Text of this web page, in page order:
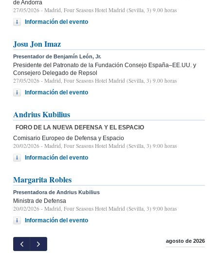
de Andorra
27/05/2026 - Madrid, Four Seasons Hotel Madrid (Sevilla, 3) 9.00 horas
Información del evento
Josu Jon Imaz
Presentador de Benjamín León, Jr.
Presidente del Patronato de la Fundación Consejo España–EE.UU. y
Consejero Delegado de Repsol
27/05/2026 - Madrid, Four Seasons Hotel Madrid (Sevilla, 3) 9.00 horas
Información del evento
Andrius Kubilius
FORO DE LA NUEVA DEFENSA Y EL ESPACIO
Comisario Europeo de Defensa y Espacio
20/02/2026 - Madrid, Four Seasons Hotel Madrid (Sevilla, 3) 9:00 horas
Información del evento
Margarita Robles
Presentadora de Andrius Kubilius
Ministra de Defensa
20/02/2026 - Madrid, Four Seasons Hotel Madrid (Sevilla, 3) 9:00 horas
Información del evento
agosto de 2026